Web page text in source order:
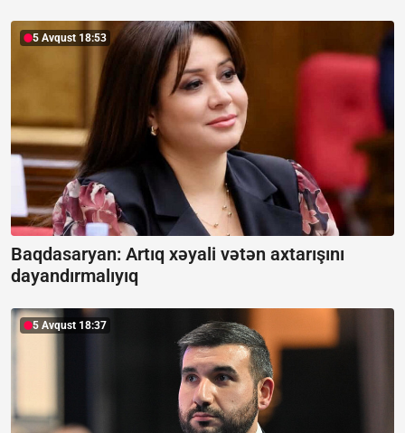
5 Avqust 18:53
Baqdasaryan: Artıq xəyali vətən axtarışını
dayandırmalıyıq
5 Avqust 18:37